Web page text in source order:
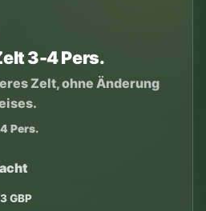
3-4 Pers.
Zelt, ohne Änderung
Pers.
GBP